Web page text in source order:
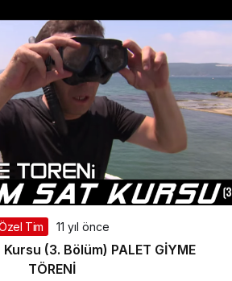
Tim 11 yıl önce
(3. Bölüm) PALET GİYME
TÖRENİ